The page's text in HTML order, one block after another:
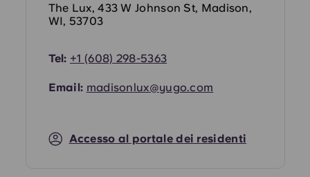
The Lux, 433 W Johnson St, Madison,
WI, 53703
Tel: +1 (608) 298-5363
Email: madisonlux@yugo.com
Accesso al portale dei residenti